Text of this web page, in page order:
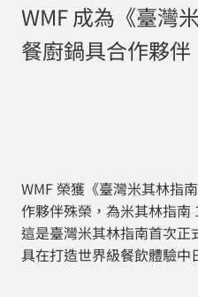
WMF 成為《臺灣
餐廚鍋具合作夥伴
WMF 榮獲《臺灣米其林指
作夥伴殊榮，為米其林指南
這是臺灣米其林指南首次
具在打造世界級餐飲體驗中